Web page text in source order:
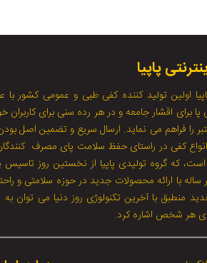
پاپیا
اولین تولید کننده کفی طبی و عمومی کشور با
برای اقشار جامعه و در هر رده سنی برای کاربران
را فراهم می نماید. ارسال سریع و تضمین اصل
انواع کفی در راستای حفظ سلامت پای مصرف
که گروه تولیدی پاپیا از نخستین روز تاسیس
ساله با ارائه محصولات جدید در حوزه سلامتی و
منطبق با آخرین تکنولوژی روز دنیا می توان
هر شخص اشاره کرد.